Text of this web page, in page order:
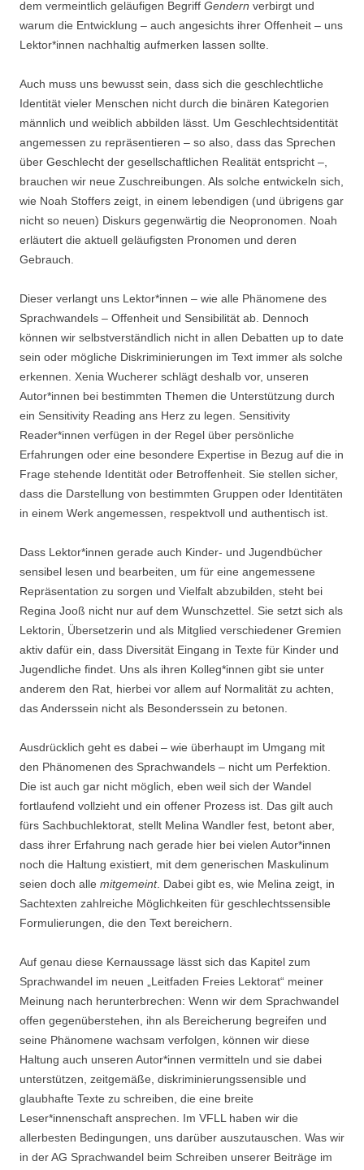
dem vermeintlich geläufigen Begriff Gendern verbirgt und
warum die Entwicklung – auch angesichts ihrer Offenheit – uns
Lektor*innen nachhaltig aufmerken lassen sollte.
Auch muss uns bewusst sein, dass sich die geschlechtliche
Identität vieler Menschen nicht durch die binären Kategorien
männlich und weiblich abbilden lässt. Um Geschlechtsidentität
angemessen zu repräsentieren – so also, dass das Sprechen
über Geschlecht der gesellschaftlichen Realität entspricht –,
brauchen wir neue Zuschreibungen. Als solche entwickeln sich,
wie Noah Stoffers zeigt, in einem lebendigen (und übrigens gar
nicht so neuen) Diskurs gegenwärtig die Neopronomen. Noah
erläutert die aktuell geläufigsten Pronomen und deren
Gebrauch.
Dieser verlangt uns Lektor*innen – wie alle Phänomene des
Sprachwandels – Offenheit und Sensibilität ab. Dennoch
können wir selbstverständlich nicht in allen Debatten up to date
sein oder mögliche Diskriminierungen im Text immer als solche
erkennen. Xenia Wucherer schlägt deshalb vor, unseren
Autor*innen bei bestimmten Themen die Unterstützung durch
ein Sensitivity Reading ans Herz zu legen. Sensitivity
Reader*innen verfügen in der Regel über persönliche
Erfahrungen oder eine besondere Expertise in Bezug auf die in
Frage stehende Identität oder Betroffenheit. Sie stellen sicher,
dass die Darstellung von bestimmten Gruppen oder Identitäten
in einem Werk angemessen, respektvoll und authentisch ist.
Dass Lektor*innen gerade auch Kinder- und Jugendbücher
sensibel lesen und bearbeiten, um für eine angemessene
Repräsentation zu sorgen und Vielfalt abzubilden, steht bei
Regina Jooß nicht nur auf dem Wunschzettel. Sie setzt sich als
Lektorin, Übersetzerin und als Mitglied verschiedener Gremien
aktiv dafür ein, dass Diversität Eingang in Texte für Kinder und
Jugendliche findet. Uns als ihren Kolleg*innen gibt sie unter
anderem den Rat, hierbei vor allem auf Normalität zu achten,
das Anderssein nicht als Besonderssein zu betonen.
Ausdrücklich geht es dabei – wie überhaupt im Umgang mit
den Phänomenen des Sprachwandels – nicht um Perfektion.
Die ist auch gar nicht möglich, eben weil sich der Wandel
fortlaufend vollzieht und ein offener Prozess ist. Das gilt auch
fürs Sachbuchlektorat, stellt Melina Wandler fest, betont aber,
dass ihrer Erfahrung nach gerade hier bei vielen Autor*innen
noch die Haltung existiert, mit dem generischen Maskulinum
seien doch alle mitgemeint. Dabei gibt es, wie Melina zeigt, in
Sachtexten zahlreiche Möglichkeiten für geschlechtssensible
Formulierungen, die den Text bereichern.
Auf genau diese Kernaussage lässt sich das Kapitel zum
Sprachwandel im neuen „Leitfaden Freies Lektorat“ meiner
Meinung nach herunterbrechen: Wenn wir dem Sprachwandel
offen gegenüberstehen, ihn als Bereicherung begreifen und
seine Phänomene wachsam verfolgen, können wir diese
Haltung auch unseren Autor*innen vermitteln und sie dabei
unterstützen, zeitgemäße, diskriminierungssensible und
glaubhafte Texte zu schreiben, die eine breite
Leser*innenschaft ansprechen. Im VFLL haben wir die
allerbesten Bedingungen, uns darüber auszutauschen. Was wir
in der AG Sprachwandel beim Schreiben unserer Beiträge im